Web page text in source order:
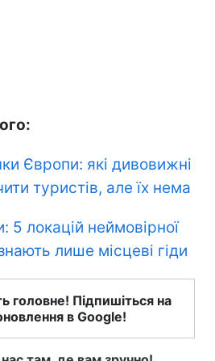
Європи: які дивовижні
туристів, але їх нема
5 локацій неймовірної
лише місцеві гіди
головне! Підпишіться на
в Google!